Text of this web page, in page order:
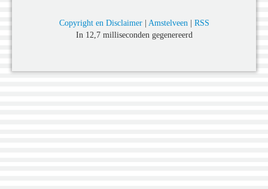
Copyright en Disclaimer| Amstelveen| RSS
In 12,7 milliseconden gegenereerd